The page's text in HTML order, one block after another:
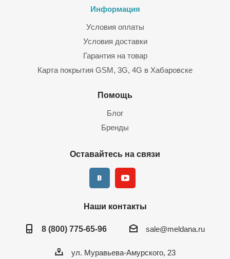
Информация
Условия оплаты
Условия доставки
Гарантия на товар
Карта покрытия GSM, 3G, 4G в Хабаровске
Помощь
Блог
Бренды
Оставайтесь на связи
Наши контакты
8 (800) 775-65-96 sale@meldana.ru
ул. Муравьева-Амурского, 23